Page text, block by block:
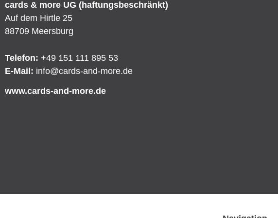
cards & more UG (haftungsbeschränkt)
Auf dem Hirtle 25
88709 Meersburg
Telefon: +49 151 111 895 53
E-Mail: info@cards-and-more.de
www.cards-and-more.de